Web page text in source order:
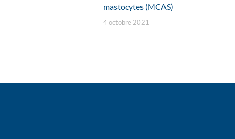
mastocytes (MCAS)
4 octobre 2021